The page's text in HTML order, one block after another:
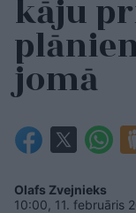
kāju
jomā
Olafs Zvejnieks
10:00, 11. februāris